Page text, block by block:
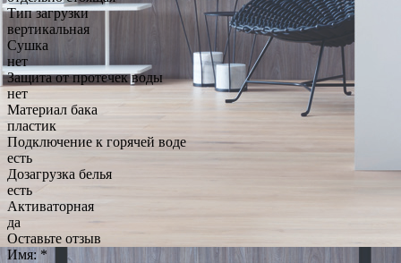
Тип загрузки
вертикальная
Сушка
нет
Защита от протечек воды
нет
Материал бака
пластик
Подключение к горячей воде
есть
Дозагрузка белья
есть
Активаторная
да
Оставьте отзыв
Имя: *